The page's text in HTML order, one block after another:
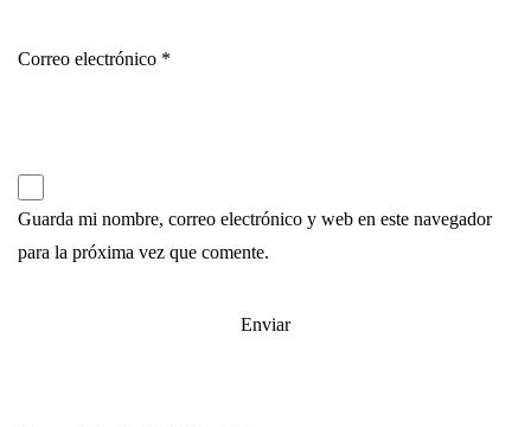
Correo electrónico *
Guarda mi nombre, correo electrónico y web en este navegador
para la próxima vez que comente.